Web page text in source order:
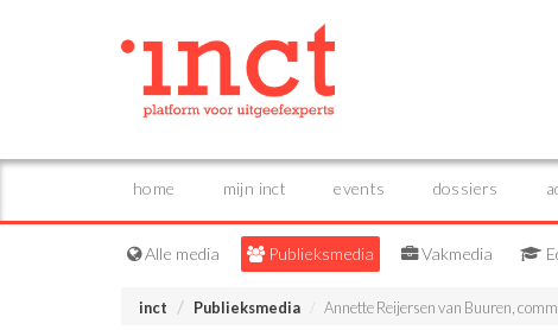
home mijn inct events dossiers
Alle media Publieksmedia Vakmedia
inct Publieksmedia Annette Reijersen van Buuren,